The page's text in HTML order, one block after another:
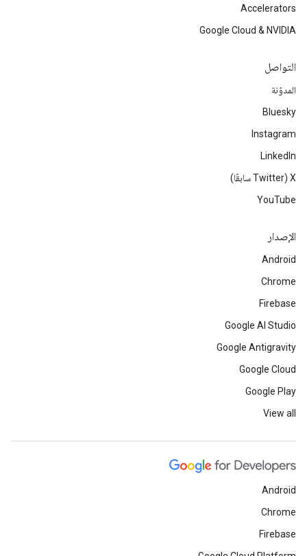
Accelerators
Google Cloud & NVIDIA
التواصل
المدوّنة
Bluesky
Instagram
LinkedIn
‫X ‏(Twitter سابقًا)
YouTube
الإصدار
Android
Chrome
Firebase
Google AI Studio
Google Antigravity
Google Cloud
Google Play
View all
Android
Chrome
Firebase